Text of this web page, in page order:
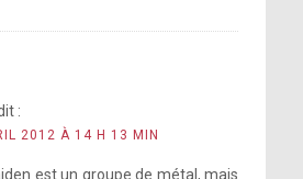
:
2012 À 14 H 13 MIN
est un groupe de métal, mais